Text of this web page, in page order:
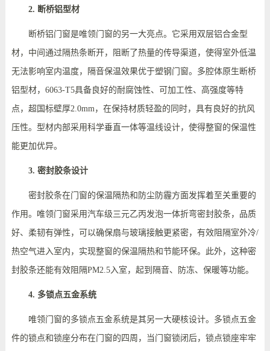
2. 断桥铝型材
断桥铝门窗是唯领门窗的另一大亮点。它采用双层铝合金型
材，中间通过隔热条断开，阻断了热量的传导渠道，使得室外低温
无法影响室内温度，隔音保温效果优于塑钢门窗。多腔体原生断桥
铝型材， 6063-T5具备良好的耐腐蚀性、可加工性、高强度等特
点， 超国标壁厚2.0mm，在保持材质轻盈的同时，具有良好的抗风
压性。型材内部采用科学垂直一体等温线设计，使得整窗的保温性
能更加优异。
3. 密封胶条设计
密封胶条在门窗的保温隔热和防尘防霾方面发挥着至关重要的
作用。唯领门窗采用汽车级三元乙丙发泡一体折弯密封胶条，品质
好、柔韧有弹性，可以确保扇与玻璃接触更紧密，有效阻隔室外冷/
热空气进入室内，实现整窗的保温隔热和节能环保。此外，这种密
封胶条还能有效阻隔PM2.5入室，起到隔音、防冻、保暖等功能。
4. 多锁点五金系统
唯领门窗的多锁点五金系统是其另一大硬核设计。多锁点五金
件的锁点和锁座分布在门窗的四周，当门窗锁闭后，锁点锁座牢牢